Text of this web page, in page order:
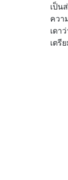
เป็น
ควา
เดา
เตรี